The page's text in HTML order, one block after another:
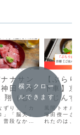
ナナサン
神田「海
翔（むす
」｜極上
ロ海鮮
ずり」「カ
」「脳天」
普段なかな
【ぶら
下車】京
「じんす
絶品！は
りしゃぶ
ぶの店
風間トオル
塚田僚一さ
れたのは、
横スクロー
ルできます